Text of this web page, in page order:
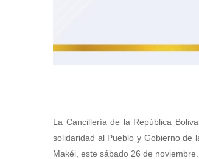
La Cancillería de la República
solidaridad al Pueblo y Gobierno de
Makéi, este sábado 26 de noviembre.